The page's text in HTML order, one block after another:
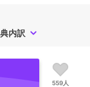
内訳
559人